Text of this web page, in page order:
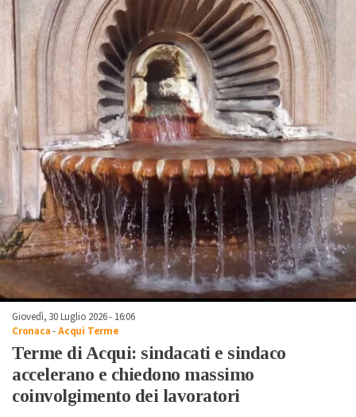
Giovedì, 30 Luglio 2026 - 16:06
Cronaca-Acqui Terme
Terme di Acqui: sindacati e sindaco
accelerano e chiedono massimo
coinvolgimento dei lavoratori